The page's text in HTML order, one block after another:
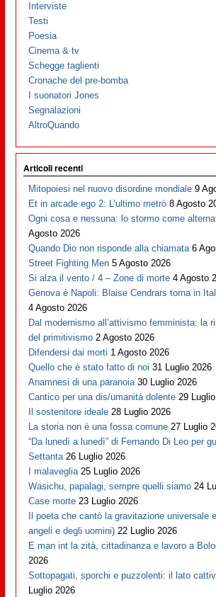
Interviste
Testi
Poesia
Cinema & tv
Schegge taglienti
Cronache del pre-bomba
I suonatori Jones
Segnalazioni
AltroQuando
Articoli recenti
Mitopoiesi nel nuovo disordine mondiale 9
Et in arcade ego 2: L’ultimo metrò 8 Agosto
Ogni cosa e nessuna: lo stormo come
Agosto 2026
Quando Dio non risponde alla chiamata 6
Street Fighting Men 5 Agosto 2026
Si alza il vento / 4 – Zone di morte 4 Agosto
Genova è Napoli: Blaise Cendrars torna in
4 Agosto 2026
Dal modernismo all’attivismo femminista: la
del primitivismo 2 Agosto 2026
Difendersi dai morti 1 Agosto 2026
Quello che è stato fatto di noi 31 Luglio 2026
Anamnesi di una paranoia 30 Luglio 2026
Cantico per una dis/umanità dolente 29
Il sostenitore ideale 28 Luglio 2026
La storia non è una fossa comune 27 Luglio
“Da lunedì a lunedì” di Fernando Di Leo per
Settanta 26 Luglio 2026
I malaveglia 25 Luglio 2026
Wasichu, papalagi, sempre quelli siamo 24
Case morte 23 Luglio 2026
Il poeta che cantò la gravitazione universale
angeli e degli uomini) 22 Luglio 2026
E man int la zità, cittadinanza e lavoro a
2026
Sottopagati, sporchi e puzzolenti: il lato
Luglio 2026